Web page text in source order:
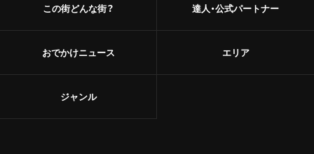
この街どんな街？
おでかけニュース
達人・公式パートナー
エリア
ジャンル